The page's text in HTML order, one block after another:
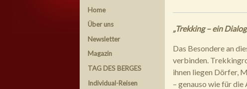
Home
Über uns
Newsletter
Magazin
TAG DES BERGES
Individual-Reisen
„Trekking – ein
Das Besondere an
verbinden.
ihnen liegen Dörfer,
– genauso wie für